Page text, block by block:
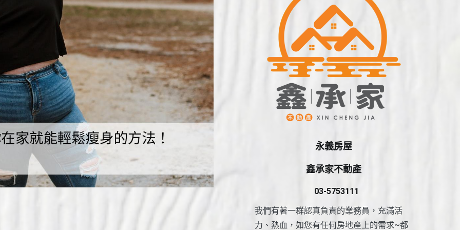
永義房屋
鑫承家不動產
03-5753111
我們有著一群認真負責的業務員，充滿活
力、熱血，如您有任何房地產上的需求~都